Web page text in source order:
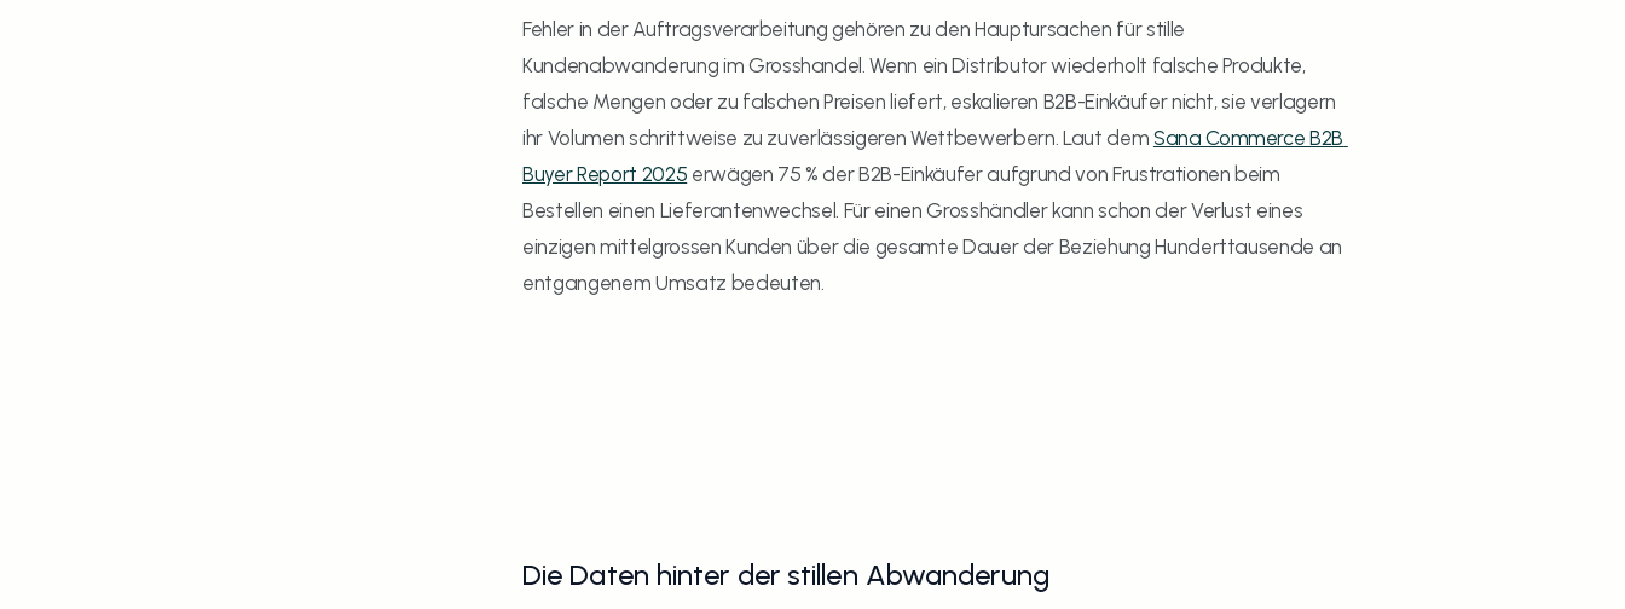
Fehler in der Auftragsverarbeitung gehören zu den Hauptursachen für stille
Kundenabwanderung im Grosshandel. Wenn ein Distributor wiederholt falsche Produkte,
falsche Mengen oder zu falschen Preisen liefert, eskalieren B2B-Einkäufer nicht, sie verlagern
ihr Volumen schrittweise zu zuverlässigeren Wettbewerbern. Laut dem Sana Commerce B2B
Buyer Report 2025 erwägen 75 % der B2B-Einkäufer aufgrund von Frustrationen beim
Bestellen einen Lieferantenwechsel. Für einen Grosshändler kann schon der Verlust eines
einzigen mittelgrossen Kunden über die gesamte Dauer der Beziehung Hunderttausende an
entgangenem Umsatz bedeuten.
Die Daten hinter der stillen Abwanderung